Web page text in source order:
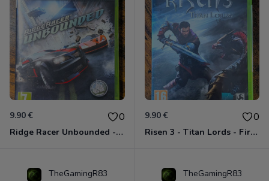
9.90 € 0
Ridge Racer Unbounded - Édition Limitée Xbox 360
9.90 € 0
Risen 3 - Titan Lords - First Edition Xbox 360
TheGamingR83 TheGamingR83